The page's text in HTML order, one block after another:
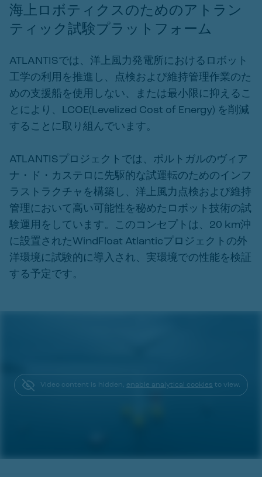
海上ロボティクスのためのアトラン
ティック試験プラットフォーム
ATLANTISでは、洋上風力発電所におけるロボット
工学の利用を推進し、点検および維持管理作業のた
めの支援船を使用しない、または最小限に抑えるこ
とにより、LCOE(Levelized Cost of Energy) を削減
することに取り組んでいます。
ATLANTISプロジェクトでは、ポルトガルのヴィア
ナ・ド・カステロに先駆的な試運転のためのインフ
ラストラクチャを構築し、洋上風力点検および維持
管理において高い可能性を秘めたロボット技術の試
験運用をしています。このコンセプトは、20 km沖
に設置されたWindFloat Atlanticプロジェクトの外
洋環境に試験的に導入され、実環境での性能を検証
する予定です。
Video content is hidden, enable analytical cookies to view.